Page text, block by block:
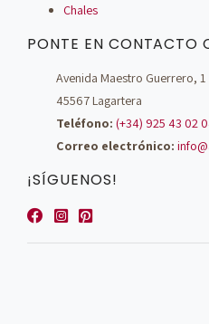
Chales
PONTE EN CONTACTO
Avenida Maestro Guerrero, 1
45567 Lagartera
Teléfono: (+34) 925 43 02
Correo electrónico:
¡SÍGUENOS!